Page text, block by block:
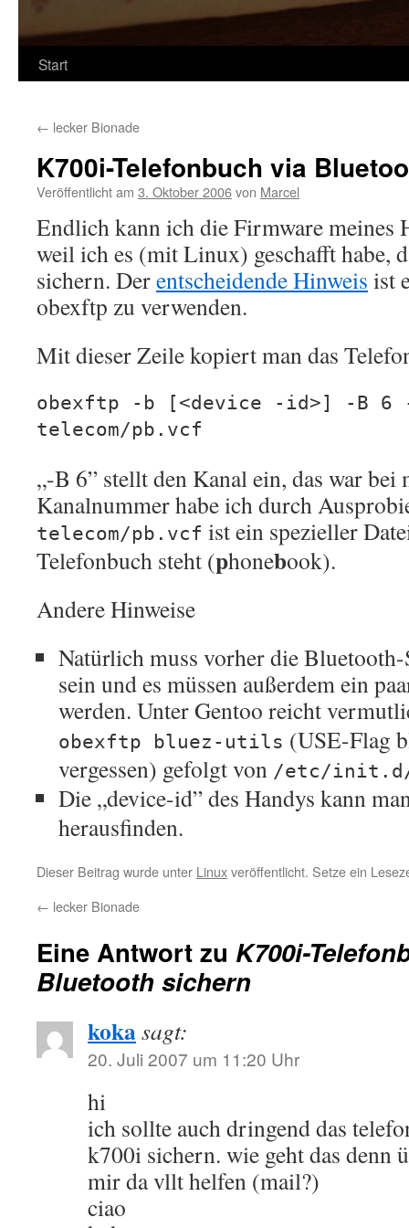
Start
← lecker Bionade
K700i-Telefonbuch via
Veröffentlicht am 3. Oktober 2006von Marcel
Endlich kann ich die Firmware meines
weil ich es (mit Linux) geschafft habe,
sichern. Derentscheidende Hinweis ist
obexftp zu verwenden.
Mit dieser Zeile kopiert man das
obexftp -b [<device -id>] -B 6
telecom/pb.vcf
„-B 6” stellt den Kanal ein, das war
Kanalnummer habe ich durch
telecom/pb.vcf ist ein spezieller
Telefonbuch steht (phonebook).
Andere Hinweise
Natürlich muss vorher die
sein und es müssen außerdem ein
werden. Unter Gentoo reicht
obexftp bluez-utils (USE-Flag
vergessen) gefolgt von /etc/
Die „device-id” des Handys kann
herausfinden.
Dieser Beitrag wurde unter Linuxveröffentlicht. Setze ein
← lecker Bionade
Eine Antwort zu K700i-
Bluetooth sichern
kokasagt:
20. Juli 2007 um 11:20 Uhr
hi
ich sollte auch dringend das
k700i sichern. wie geht das denn
mir da vllt helfen (mail?)
ciao